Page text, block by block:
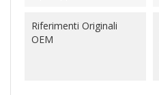
Riferimenti Originali
OEM